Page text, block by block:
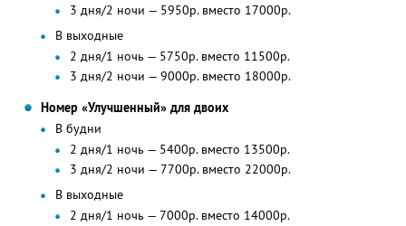
3 дня/2 ночи — 5950р. вместо 17000р.
В выходные
2 дня/1 ночь — 5750р. вместо 11500р.
3 дня/2 ночи — 9000р. вместо 18000р.
Номер «Улучшенный» для двоих
В будни
2 дня/1 ночь — 5400р. вместо 13500р.
3 дня/2 ночи — 7700р. вместо 22000р.
В выходные
2 дня/1 ночь — 7000р. вместо 14000р.